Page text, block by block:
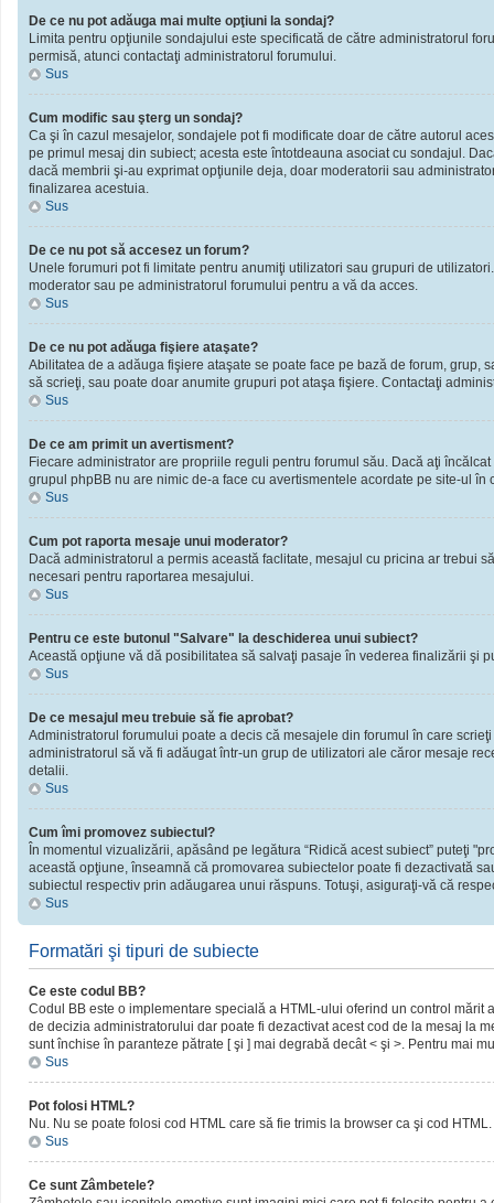
De ce nu pot adăuga mai multe opţiuni la sondaj?
Limita pentru opţiunile sondajului este specificată de către administratorul
permisă, atunci contactaţi administratorul forumului.
Sus
Cum modific sau şterg un sondaj?
Ca şi în cazul mesajelor, sondajele pot fi modificate doar de către autorul
pe primul mesaj din subiect; acesta este întotdeauna asociat cu sondajul.
dacă membrii şi-au exprimat opţiunile deja, doar moderatorii sau
finalizarea acestuia.
Sus
De ce nu pot să accesez un forum?
Unele forumuri pot fi limitate pentru anumiţi utilizatori sau grupuri de
moderator sau pe administratorul forumului pentru a vă da acces.
Sus
De ce nu pot adăuga fişiere ataşate?
Abilitatea de a adăuga fişiere ataşate se poate face pe bază de forum, grup,
să scrieţi, sau poate doar anumite grupuri pot ataşa fişiere. Contactaţi
Sus
De ce am primit un avertisment?
Fiecare administrator are propriile reguli pentru forumul său. Dacă aţi
grupul phpBB nu are nimic de-a face cu avertismentele acordate pe site-ul
Sus
Cum pot raporta mesaje unui moderator?
Dacă administratorul a permis această faclitate, mesajul cu pricina ar trebui
necesari pentru raportarea mesajului.
Sus
Pentru ce este butonul "Salvare" la deschiderea unui subiect?
Această opţiune vă dă posibilitatea să salvaţi pasaje în vederea finalizării şi
Sus
De ce mesajul meu trebuie să fie aprobat?
Administratorul forumului poate a decis că mesajele din forumul în care
administratorul să vă fi adăugat într-un grup de utilizatori ale căror mesaje
detalii.
Sus
Cum îmi promovez subiectul?
În momentul vizualizării, apăsând pe legătura “Ridică acest subiect” puteţi
această opţiune, înseamnă că promovarea subiectelor poate fi dezactivată
subiectul respectiv prin adăugarea unui răspuns. Totuşi, asiguraţi-vă că
Sus
Formatări şi tipuri de subiecte
Ce este codul BB?
Codul BB este o implementare specială a HTML-ului oferind un control
de decizia administratorului dar poate fi dezactivat acest cod de la mesaj la
sunt închise în paranteze pătrate [ şi ] mai degrabă decât < şi >. Pentru mai
Sus
Pot folosi HTML?
Nu. Nu se poate folosi cod HTML care să fie trimis la browser ca şi cod
Sus
Ce sunt Zâmbetele?